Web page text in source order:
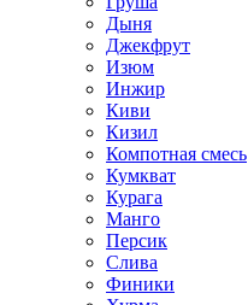
Дыня
Джекфрут
Изюм
Инжир
Киви
Кизил
Компотная смесь
Кумкват
Курага
Манго
Персик
Слива
Финики